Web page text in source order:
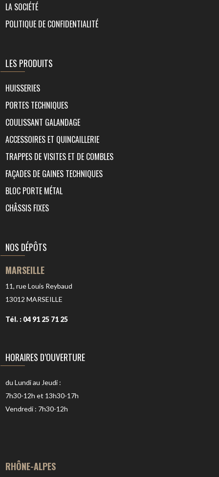
LA SOCIÉTÉ
POLITIQUE DE CONFIDENTIALITÉ
LES PRODUITS
HUISSERIES
PORTES TECHNIQUES
COULISSANT GALANDAGE
ACCESSOIRES ET QUINCAILLERIE
TRAPPES DE VISITES ET DE COMBLES
FAÇADES DE GAINES TECHNIQUES
BLOC PORTE MÉTAL
CHÂSSIS FIXES
NOS DÉPÔTS
MARSEILLE
11, rue Louis Reybaud
13012MARSEILLE
Tél. : 04 91 25 71 25
HORAIRES D’OUVERTURE
du Lundi au Jeudi :
7h30-12h et 13h30-17h
Vendredi : 7h30-12h
RHÔNE-ALPES